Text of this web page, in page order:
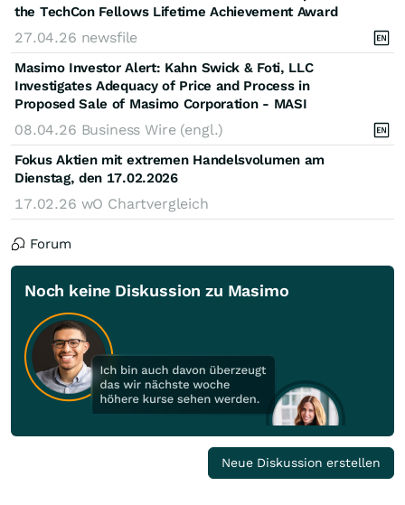
the TechCon Fellows Lifetime Achievement Award
27.04.26 newsfile
Masimo Investor Alert: Kahn Swick & Foti, LLC
Investigates Adequacy of Price and Process in
Proposed Sale of Masimo Corporation - MASI
08.04.26 Business Wire (engl.)
Fokus Aktien mit extremen Handelsvolumen am
Dienstag, den 17.02.2026
17.02.26 wO Chartvergleich
Forum
Noch keine Diskussion zu Masimo
Neue Diskussion erstellen